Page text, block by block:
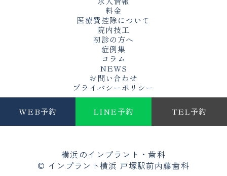
料金
医療費控除について
院内技工
初診の方へ
症例集
コラム
NEWS
お問い合わせ
プライバシーポリシー
WEB予約 LINE予約 TEL予約
横浜のインプラント・歯科
© インプラント横浜 戸塚駅前内藤歯科